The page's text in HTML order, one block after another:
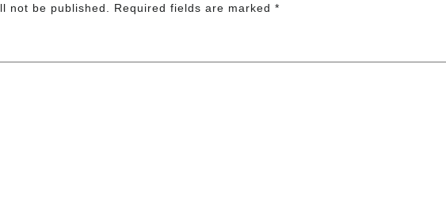
not be published. Required fields are marked *